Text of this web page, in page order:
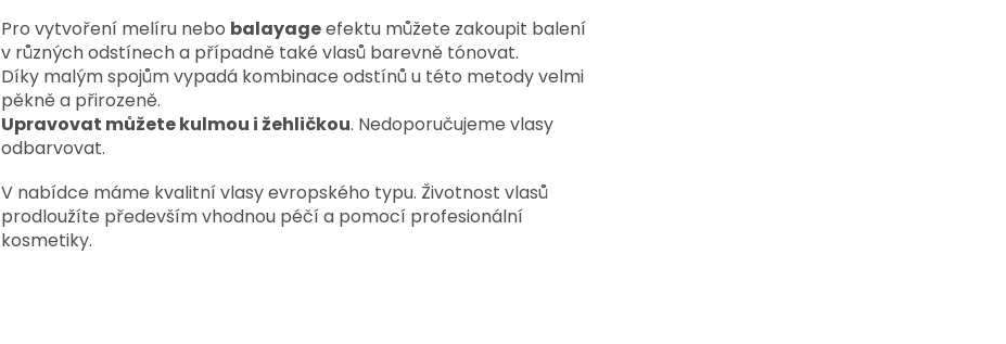
Pro vytvoření melíru nebo balayageefektu můžete zakoupit balení
v různých odstínech a případně také vlasů barevně tónovat.
Díky malým spojům vypadá kombinace odstínů u této metody velmi
pěkně a přirozeně.
Upravovat můžete kulmou i žehličkou. Nedoporučujeme vlasy
odbarvovat.
V nabídce máme kvalitní vlasy evropského typu. Životnost vlasů
prodloužíte především vhodnou péčí a pomocí profesionální
kosmetiky.